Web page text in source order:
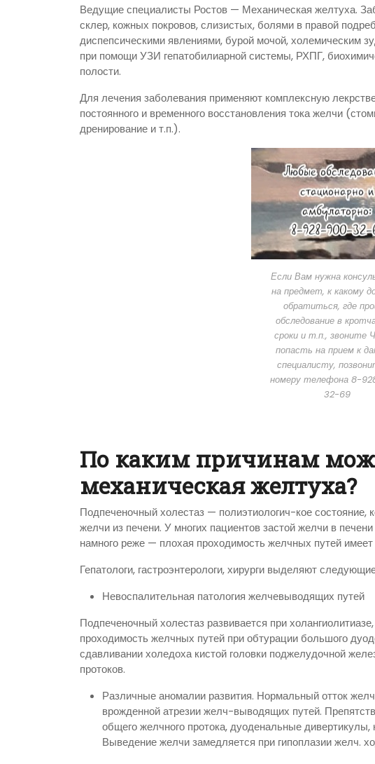
Ведущие специалисты Ростов — Механическая желтуха.
склер, кожных покровов, слизистых, болями в правой
диспепсическими явлениями, бурой мочой, холемическим
при помощи УЗИ гепатобилиарной системы, РХПГ,
полости.
Для лечения заболевания применяют комплексную
постоянного и временного восстановления тока желчи
дренирование и т.п.).
Если Вам нужна
на предмет, к какому
обратиться, где
обследование в
сроки и т.п., звоните
попасть на прием к
специалисту,
номеру телефона 8-
32-69
По каким причинам
механическая желтуха?
Подпеченочный холестаз — полиэтиологич-кое
желчи из печени. У многих пациентов застой желчи в
намного реже — плохая проходимость желчных путей
Гепатологи, гастроэнтерологи, хирурги выделяют
Невоспалительная патология желчевыводящих путей
Подпеченочный холестаз развивается при
проходимость желчных путей при обтурации большого
сдавливании холедоха кистой головки поджелудочной
протоков.
Различные аномалии развития. Нормальный отток
врожденной атрезии желч-выводящих путей.
общего желчного протока, дуоденальные
Выведение желчи замедляется при гипоплазии желч.